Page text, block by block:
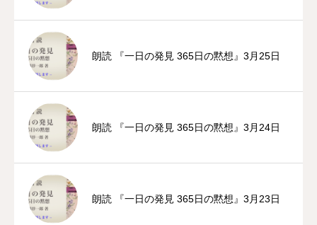
朗読 『一日の発見 365日の黙想』3月25日
朗読 『一日の発見 365日の黙想』3月24日
朗読 『一日の発見 365日の黙想』3月23日